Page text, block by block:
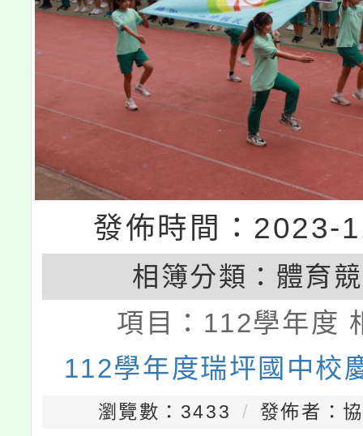
發佈時間：2023-
相簿分類： 體育
項目： 112學年度
112學年度瑞坪國中校
瀏覽數：3433 發佈者：